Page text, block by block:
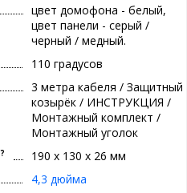
цвет домофона - белый,
цвет панели - серый /
черный / медный.
110 градусов
3 метра кабеля / Защитный
козырёк / ИНСТРУКЦИЯ /
Монтажный комплект /
Монтажный уголок
?
190 x 130 x 26 мм
4,3 дюйма